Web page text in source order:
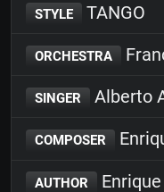
STYLE TANGO
ORCHESTRA
SINGER Alberto
COMPOSER
AUTHOR